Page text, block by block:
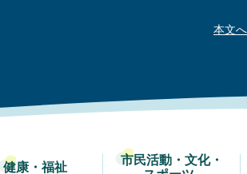
本文
健康・福祉
市民活動・文化・